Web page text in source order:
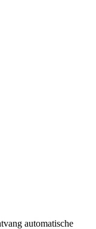
automatische